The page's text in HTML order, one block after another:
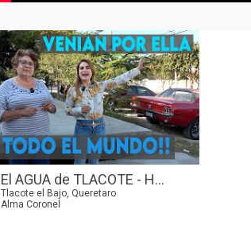
El AGUA de TLACOTE - H...
Tlacote el Bajo, Queretaro
Alma Coronel